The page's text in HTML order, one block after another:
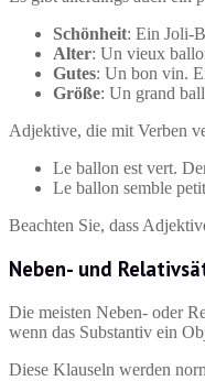
Schönheit: Ein Joli-
Alter: Un vieux
Gutes: Un bon vin.
Größe: Un grand
Adjektive, die mit Verben
Le ballon est vert.
Le ballon semble
Beachten Sie, dass
Neben- und
Die meisten Neben- oder
wenn das Substantiv ein
Diese Klauseln werden